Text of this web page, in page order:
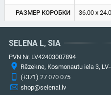
РАЗМЕР КОРОБКИ 36.00 x
SELENA L, SIA
PVN Nr. LV42403007894
Rēzekne, Kosmonautu iela 3,
(+371) 27 070 075
shop@selenal.lv